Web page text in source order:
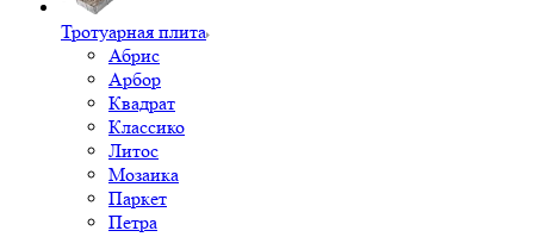
Тротуарная плита
Абрис
Арбор
Квадрат
Классико
Литос
Мозаика
Паркет
Петра